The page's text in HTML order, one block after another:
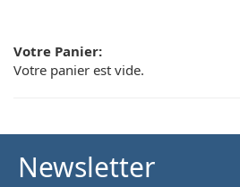
Votre Panier:
Votre panier est vide.
Newsletter